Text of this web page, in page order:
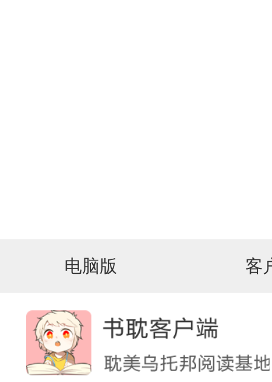
电脑版 客